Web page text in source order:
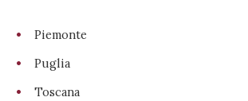
Piemonte
Puglia
Toscana